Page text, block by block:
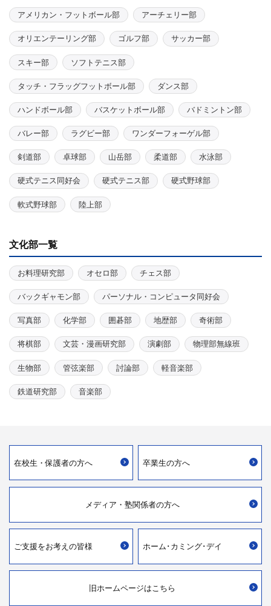
アメリカン・フットボール部 アーチェリー部
オリエンテーリング部 ゴルフ部 サッカー部
スキー部 ソフトテニス部
タッチ・フラッグフットボール部 ダンス部
ハンドボール部 バスケットボール部 バドミントン部
バレー部 ラグビー部 ワンダーフォーゲル部
剣道部 卓球部 山岳部 柔道部 水泳部
硬式テニス同好会 硬式テニス部 硬式野球部
軟式野球部 陸上部
文化部一覧
お料理研究部 オセロ部 チェス部
バックギャモン部 パーソナル・コンピュータ同好会
写真部 化学部 囲碁部 地歴部 奇術部
将棋部 文芸・漫画研究部 演劇部 物理部無線班
生物部 管弦楽部 討論部 軽音楽部
鉄道研究部 音楽部
在校生・保護者の方へ 卒業生の方へ
メディア・ 塾関係者の方へ
ご支援をお考えの皆様 ホーム･カミング･デイ
旧ホームページはこちら